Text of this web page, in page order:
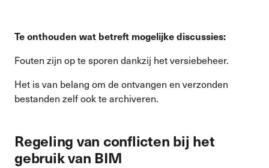
Te onthouden wat betreft mogelijke discussies:
Fouten zijn op te sporen dankzij het versiebeheer.
Het is van belang om de ontvangen en verzonden
bestanden zelf ook te archiveren.
Regeling van conflicten bij het
gebruik van BIM